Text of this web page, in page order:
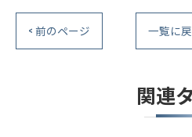
< 前のページ 一覧に
関連